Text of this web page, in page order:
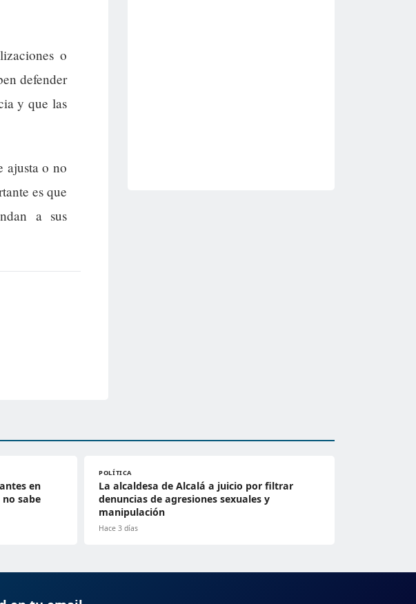
o
defender
y que las
ajusta o no
es que
a sus
en
sabe
POLÍTICA
La alcaldesa de Alcalá a juicio por filtrar
denuncias de agresiones sexuales y
manipulación
Hace 3 días